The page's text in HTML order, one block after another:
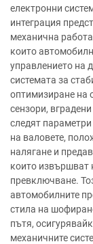
електронни
интеграция
механична
които
управлението на
системата за
оптимизиране на
сензори,
следят параметри
на валовете,
налягане и
които извършват
превключване.
автомобилните
стила на
пътя,
механичните